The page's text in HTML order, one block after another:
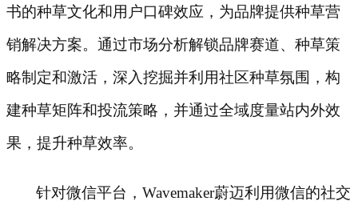
书的种草文化和用户口碑效应，为品牌提供种草营
销解决方案。通过市场分析解锁品牌赛道、种草策
略制定和激活，深入挖掘并利用社区种草氛围，构
建种草矩阵和投流策略，并通过全域度量站内外效
果，提升种草效率。
针对微信平台，Wavemaker蔚迈利用微信的社交